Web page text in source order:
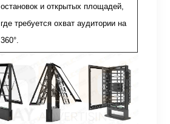
остановок и открытых площадей,
где требуется охват аудитории на
360°.